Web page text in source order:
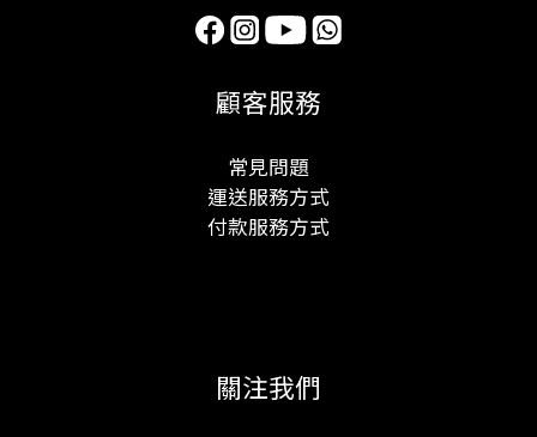
顧客服務
常見問題
運送服務方式
付款服務方式
關注我們